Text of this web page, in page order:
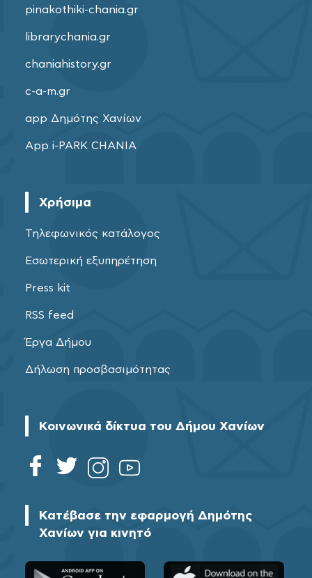
pinakothiki-chania.gr
librarychania.gr
chaniahistory.gr
c-a-m.gr
app Δημότης Χανίων
App i-PARK CHANIA
Χρήσιμα
Τηλεφωνικός κατάλογος
Εσωτερική εξυπηρέτηση
Press kit
RSS feed
Έργα Δήμου
Δήλωση προσβασιμότητας
Κοινωνικά δίκτυα του Δήμου Χανίων
Κατέβασε την εφαρμογή Δημότης
Χανίων για κινητό